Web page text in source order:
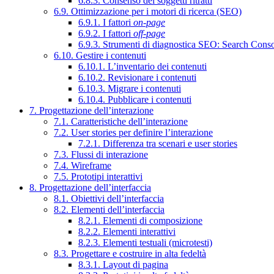
6.9. Ottimizzazione per i motori di ricerca (SEO)
6.9.1. I fattori on-page
6.9.2. I fattori off-page
6.9.3. Strumenti di diagnostica SEO: Search
6.10. Gestire i contenuti
6.10.1. L’inventario dei contenuti
6.10.2. Revisionare i contenuti
6.10.3. Migrare i contenuti
6.10.4. Pubblicare i contenuti
7. Progettazione dell’interazione
7.1. Caratteristiche dell’interazione
7.2. User stories per definire l’interazione
7.2.1. Differenza tra scenari e user stories
7.3. Flussi di interazione
7.4. Wireframe
7.5. Prototipi interattivi
8. Progettazione dell’interfaccia
8.1. Obiettivi dell’interfaccia
8.2. Elementi dell’interfaccia
8.2.1. Elementi di composizione
8.2.2. Elementi interattivi
8.2.3. Elementi testuali (microtesti)
8.3. Progettare e costruire in alta fedeltà
8.3.1. Layout di pagina